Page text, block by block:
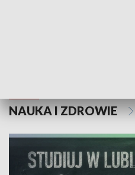
NAUKA I ZDROWIE